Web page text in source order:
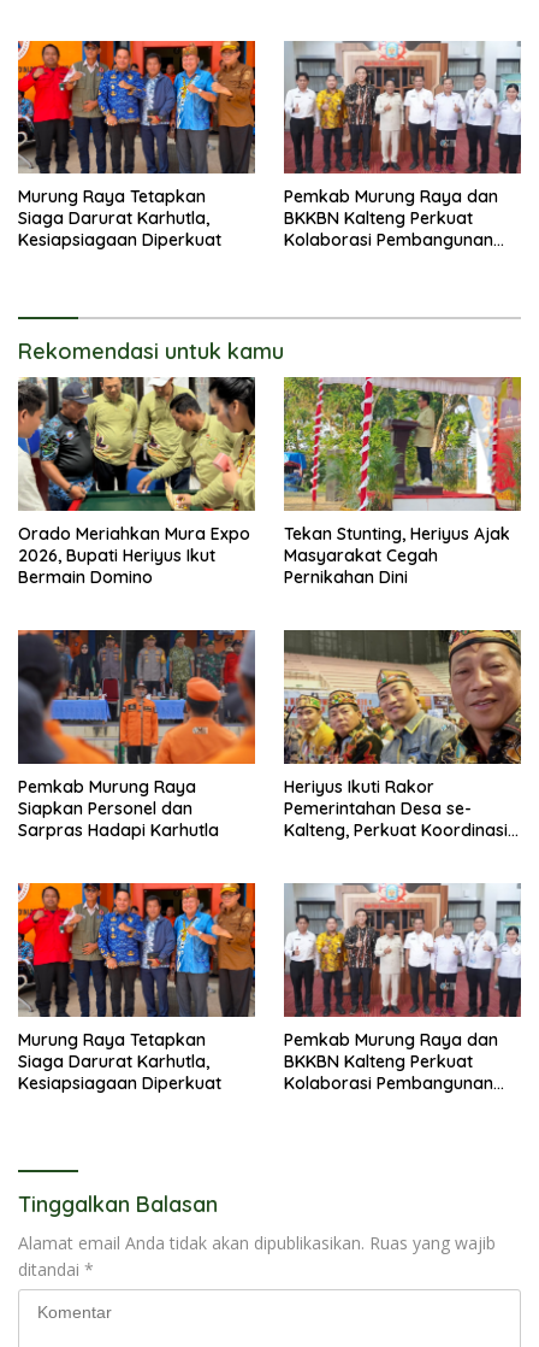
Murung Raya Tetapkan
Siaga Darurat Karhutla,
Kesiapsiagaan Diperkuat
Pemkab Murung Raya dan
BKKBN Kalteng Perkuat
Kolaborasi Pembangunan
Rekomendasi untuk kamu
Orado Meriahkan Mura Expo
2026, Bupati Heriyus Ikut
Bermain Domino
Tekan Stunting, Heriyus Ajak
Masyarakat Cegah
Pernikahan Dini
Pemkab Murung Raya
Siapkan Personel dan
Sarpras Hadapi Karhutla
Heriyus Ikuti Rakor
Pemerintahan Desa se-
Kalteng, Perkuat Koordinasi
Murung Raya Tetapkan
Siaga Darurat Karhutla,
Kesiapsiagaan Diperkuat
Pemkab Murung Raya dan
BKKBN Kalteng Perkuat
Kolaborasi Pembangunan
Tinggalkan Balasan
Alamat email Anda tidak akan dipublikasikan. Ruas yang wajib
ditandai *